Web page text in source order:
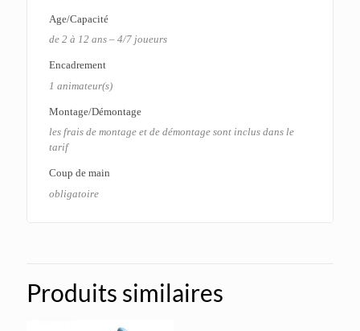
Age/Capacité
de 2 à 12 ans – 4/7 joueurs
Encadrement
1 animateur(s)
Montage/Démontage
les frais de montage et de démontage sont inclus dans le
tarif
Coup de main
obligatoire
Produits similaires